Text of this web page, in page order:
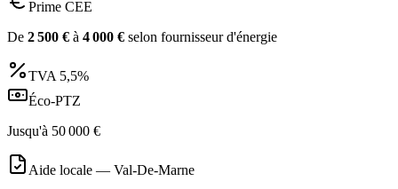
Prime CEE
De 2 500 € à 4 000 € selon fournisseur d'énergie
TVA 5,5%
Éco-PTZ
Jusqu'à 50 000 €
Aide locale — Val-De-Marne